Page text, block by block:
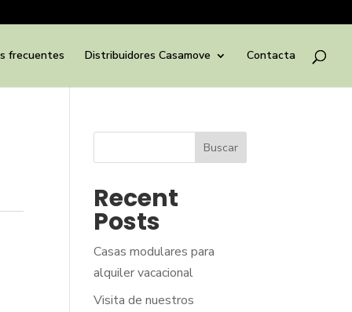
frecuentes Distribuidores Casamove Contacta
Buscar
Recent
Posts
Casas modulares para
alquiler vacacional
Visita de nuestros